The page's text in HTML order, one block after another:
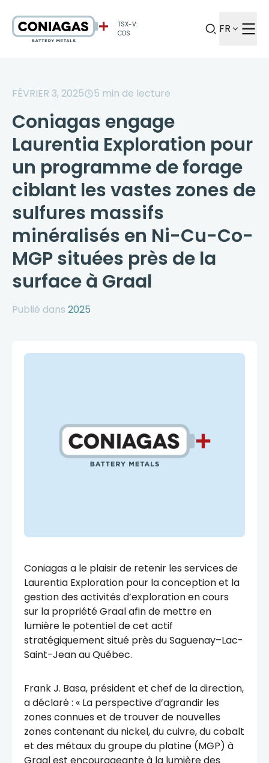
TSX-V:
COS
FR
FÉVRIER 3, 2025 5 min de lecture
Coniagas engage
Laurentia Exploration pour
un programme de forage
ciblant les vastes zones de
sulfures massifs
minéralisés en Ni-Cu-Co-
MGP situées près de la
surface à Graal
Publié dans 2025
Coniagas a le plaisir de retenir les services de
Laurentia Exploration pour la conception et la
gestion des activités d’exploration en cours
sur la propriété Graal afin de mettre en
lumière le potentiel de cet actif
stratégiquement situé près du Saguenay–Lac-
Saint-Jean au Québec.
Frank J. Basa, président et chef de la direction,
a déclaré : « La perspective d’agrandir les
zones connues et de trouver de nouvelles
zones contenant du nickel, du cuivre, du cobalt
et des métaux du groupe du platine (MGP) à
Graal est encourageante à la lumière des